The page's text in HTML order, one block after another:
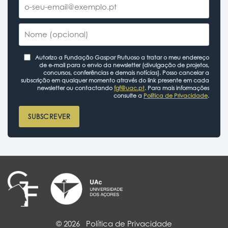
Autorizo a Fundação Gaspar Frutuoso a tratar o meu endereço
de e-mail para o envio da newsletter (divulgação de projetos,
concursos, conferências e demais notícias). Posso cancelar a
subscrição em qualquer momento através do link presente em cada
newsletter ou contactando fgf@uac.pt. Para mais informações
consulte a Política de Privacidade.
SUBSCREVER
© 2026 Política de Privacidade